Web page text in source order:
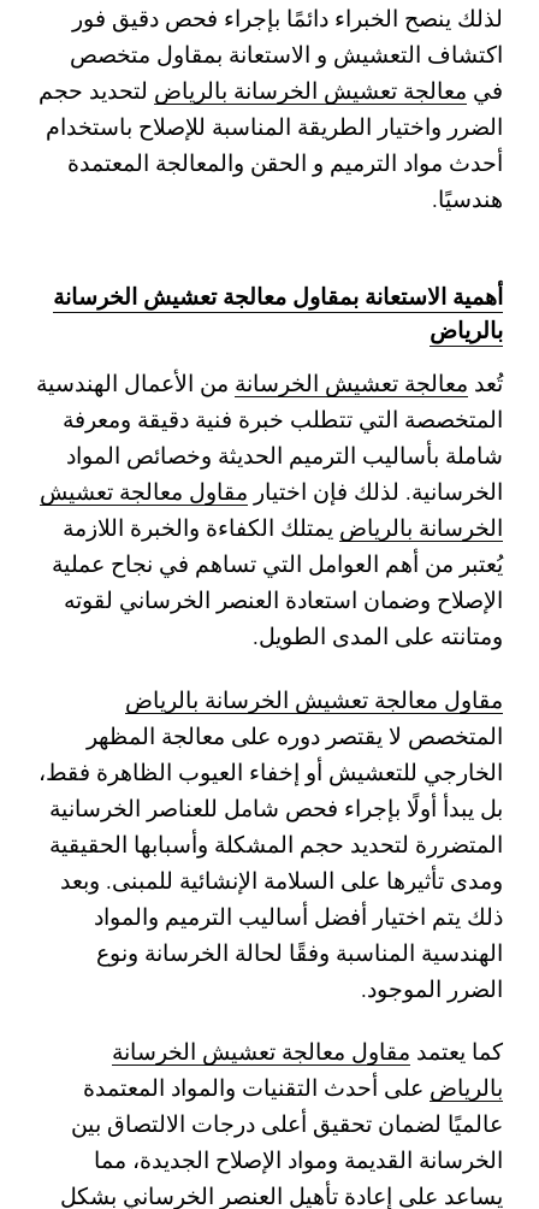
لذلك ينصح الخبراء دائمًا بإجراء فحص دقيق فور
اكتشاف التعشيش و الاستعانة بمقاول متخصص
في معالجة تعشيش الخرسانة بالرياض لتحديد حجم
الضرر واختيار الطريقة المناسبة للإصلاح باستخدام
أحدث مواد الترميم و الحقن والمعالجة المعتمدة
هندسيًا.
أهمية الاستعانة بمقاول معالجة تعشيش الخرسانة
بالرياض
تُعد معالجة تعشيش الخرسانة من الأعمال الهندسية
المتخصصة التي تتطلب خبرة فنية دقيقة ومعرفة
شاملة بأساليب الترميم الحديثة وخصائص المواد
الخرسانية. لذلك فإن اختيار مقاول معالجة تعشيش
الخرسانة بالرياض يمتلك الكفاءة والخبرة اللازمة
يُعتبر من أهم العوامل التي تساهم في نجاح عملية
الإصلاح وضمان استعادة العنصر الخرساني لقوته
ومتانته على المدى الطويل.
مقاول معالجة تعشيش الخرسانة بالرياض
المتخصص لا يقتصر دوره على معالجة المظهر
الخارجي للتعشيش أو إخفاء العيوب الظاهرة فقط،
بل يبدأ أولًا بإجراء فحص شامل للعناصر الخرسانية
المتضررة لتحديد حجم المشكلة وأسبابها الحقيقية
ومدى تأثيرها على السلامة الإنشائية للمبنى. وبعد
ذلك يتم اختيار أفضل أساليب الترميم والمواد
الهندسية المناسبة وفقًا لحالة الخرسانة ونوع
الضرر الموجود.
كما يعتمد مقاول معالجة تعشيش الخرسانة
بالرياض على أحدث التقنيات والمواد المعتمدة
عالميًا لضمان تحقيق أعلى درجات الالتصاق بين
الخرسانة القديمة ومواد الإصلاح الجديدة، مما
يساعد على إعادة تأهيل العنصر الخرساني بشكل